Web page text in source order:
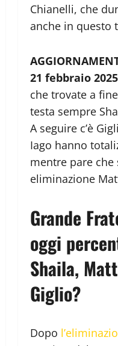
Chianelli, che
anche in questo
21 febbraio 2025
che trovate a
testa sempre
A seguire c’è
Iago hanno
mentre pare che
eliminazione
Grande
oggi
Shaila,
Giglio?
Dopo